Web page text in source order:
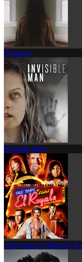
Presence
Invisible Man
Sale temps à l'hôtel El